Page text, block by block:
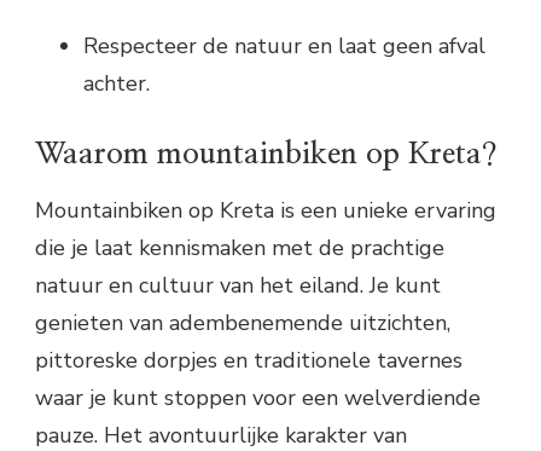
Respecteer de natuur en laat geen afval
achter.
Waarom mountainbiken op Kreta?
Mountainbiken op Kreta is een unieke ervaring
die je laat kennismaken met de prachtige
natuur en cultuur van het eiland. Je kunt
genieten van adembenemende uitzichten,
pittoreske dorpjes en traditionele tavernes
waar je kunt stoppen voor een welverdiende
pauze. Het avontuurlijke karakter van